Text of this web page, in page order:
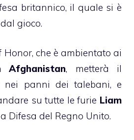
britannico, il quale si è
gioco.
che è ambientato ai
Afghanistan, metterà il
nei panni dei talebani, e
su tutte le furie Liam
Difesa del Regno Unito.